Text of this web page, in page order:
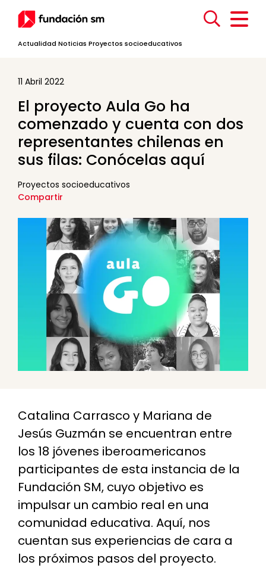
Actualidad Noticias Proyectos socioeducativos
11 Abril 2022
El proyecto Aula Go ha
comenzado y cuenta con dos
representantes chilenas en
sus filas: Conócelas aquí
Proyectos socioeducativos
Compartir
Catalina Carrasco y Mariana de
Jesús Guzmán se encuentran entre
los 18 jóvenes iberoamericanos
participantes de esta instancia de la
Fundación SM, cuyo objetivo es
impulsar un cambio real en una
comunidad educativa. Aquí, nos
cuentan sus experiencias de cara a
los próximos pasos del proyecto.